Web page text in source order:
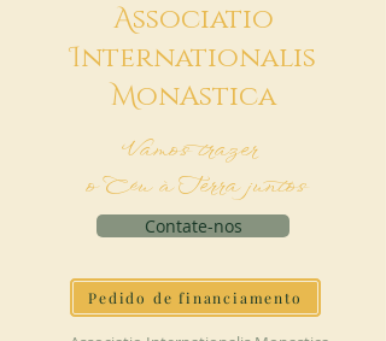
Associatio
Internationalis
MonAstica
Vamos trazer
o Céu à Terra juntos
Contate-nos
Pedido de financiamento